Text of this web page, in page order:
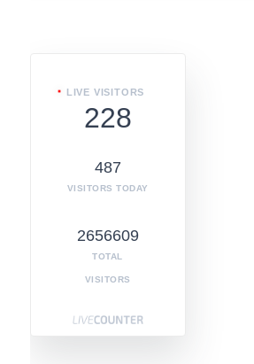
LIVE VISITORS
228
487
VISITORS TODAY
2656609
TOTAL
VISITORS